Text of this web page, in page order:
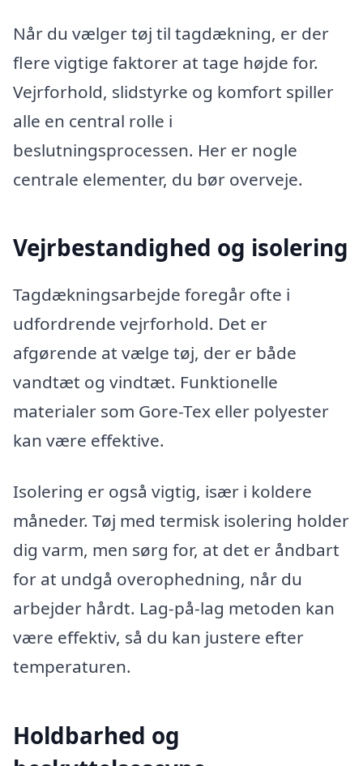
Når du vælger tøj til tagdækning, er der
flere vigtige faktorer at tage højde for.
Vejrforhold, slidstyrke og komfort spiller
alle en central rolle i
beslutningsprocessen. Her er nogle
centrale elementer, du bør overveje.
Vejrbestandighed og isolering
Tagdækningsarbejde foregår ofte i
udfordrende vejrforhold. Det er
afgørende at vælge tøj, der er både
vandtæt og vindtæt. Funktionelle
materialer som Gore-Tex eller polyester
kan være effektive.
Isolering er også vigtig, især i koldere
måneder. Tøj med termisk isolering holder
dig varm, men sørg for, at det er åndbart
for at undgå overophedning, når du
arbejder hårdt. Lag-på-lag metoden kan
være effektiv, så du kan justere efter
temperaturen.
Holdbarhed og